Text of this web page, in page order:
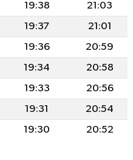
19:38
21:03
19:37
21:01
19:36
20:59
19:34
20:58
19:33
20:56
19:31
20:54
19:30 20:52